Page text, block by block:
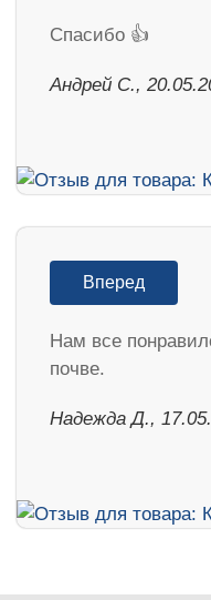
Спасибо 👍
Андрей С.,
Вперед
Нам все
почве.
Надежда Д.,